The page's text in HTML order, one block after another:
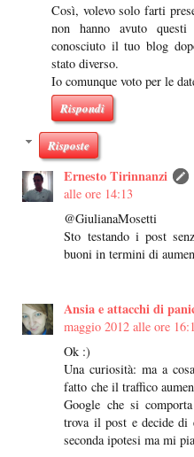
Così, volevo solo farti
non hanno avuto questi
conosciuto il tuo blog
stato diverso.
Io comunque voto per le
Rispondi
Risposte
Ernesto Tirinnanzi
alle ore 14:13
@GiulianaMosetti
Sto testando i post
buoni in termini di
Ansia e attacchi di
maggio 2012 alle ore
Ok :)
Una curiosità: ma a
fatto che il traffico
Google che si
trova il post e decide di
seconda ipotesi ma mi